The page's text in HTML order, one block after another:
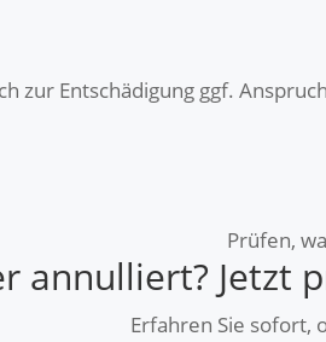
zur Entschädigung ggf.
Prüfen,
annulliert? Jetzt
Erfahren Sie sofort,